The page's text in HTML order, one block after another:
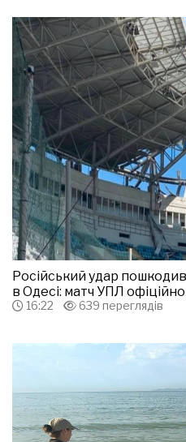
Російський удар
в Одесі: матч УПЛ
16:22 639 переглядів